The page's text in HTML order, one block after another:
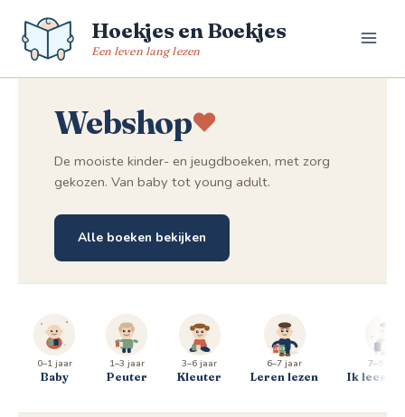
naar
Hoekjes en Boekjes
Een leven lang lezen
Webshop
De mooiste kinder- en jeugdboeken, met zorg
gekozen. Van baby tot young adult.
Alle boeken bekijken
0–1 jaar
Baby
1–3 jaar
Peuter
3–6 jaar
Kleuter
6–7 jaar
Leren lezen
7–9 jaar
Ik lees al